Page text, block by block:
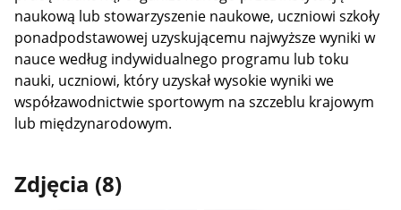
naukową lub stowarzyszenie naukowe, uczniowi szkoły
ponadpodstawowej uzyskującemu najwyższe wyniki w
nauce według indywidualnego programu lub toku
nauki, uczniowi, który uzyskał wysokie wyniki we
współzawodnictwie sportowym na szczeblu krajowym
lub międzynarodowym.
Zdjęcia (8)